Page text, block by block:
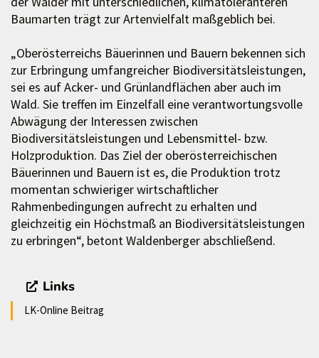
Baumarten trägt zur Artenvielfalt maßgeblich bei.
„Oberösterreichs Bäuerinnen und Bauern bekennen sich
zur Erbringung umfangreicher Biodiversitätsleistungen,
sei es auf Acker- und Grünlandflächen aber auch im
Wald. Sie treffen im Einzelfall eine verantwortungsvolle
Abwägung der Interessen zwischen
Biodiversitätsleistungen und Lebensmittel- bzw.
Holzproduktion. Das Ziel der oberösterreichischen
Bäuerinnen und Bauern ist es, die Produktion trotz
momentan schwieriger wirtschaftlicher
Rahmenbedingungen aufrecht zu erhalten und
gleichzeitig ein Höchstmaß an Biodiversitätsleistungen
zu erbringen“, betont Waldenberger abschließend.
Links
LK-Online Beitrag